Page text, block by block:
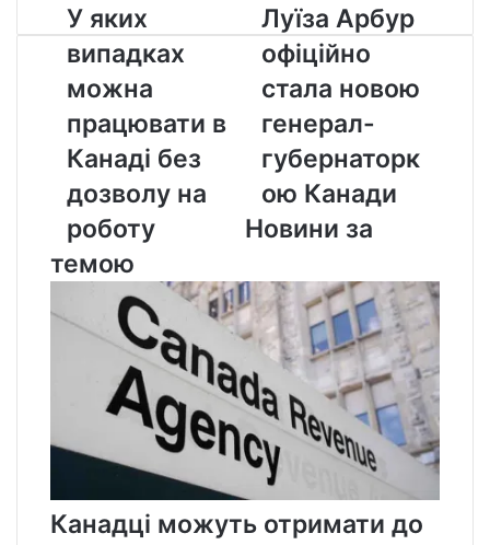
У
яких
випадках
можна
працювати
в
Канаді
без
дозволу
роботу
У яких
випадках
можна
працювати в
Канаді без
дозволу на
роботу
Луїза
Арбур
офіційно
стала
новою
генерал-
губернаторкою
Канади
Луїза Арбур
офіційно
стала новою
генерал-
губернаторк
ою Канади
Новини за
темою
Канадці можуть отримати до